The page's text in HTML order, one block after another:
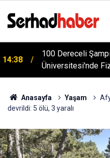
14:38
100 Dereceli
Üniversitesi'nde
Anasayfa Yaşam
devrildi: 5 ölü, 3 yaralı